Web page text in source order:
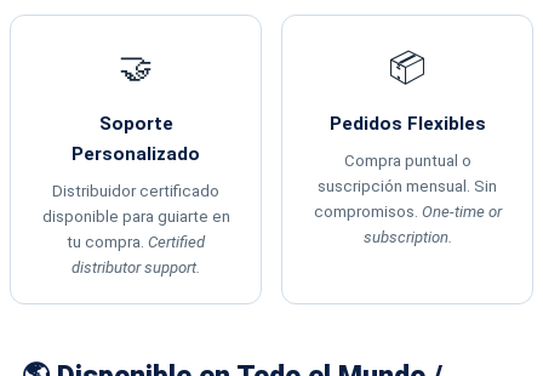
🤝
Soporte
Personalizado
Distribuidor certificado
disponible para guiarte en
tu compra. Certified
distributor support.
📦
Pedidos Flexibles
Compra puntual o
suscripción mensual. Sin
compromisos. One-time or
subscription.